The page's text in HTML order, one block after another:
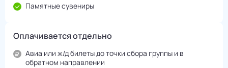
Памятные сувениры
Оплачивается отдельно
Авиа или ж/д билеты до точки сбора группы и в
обратном направлении